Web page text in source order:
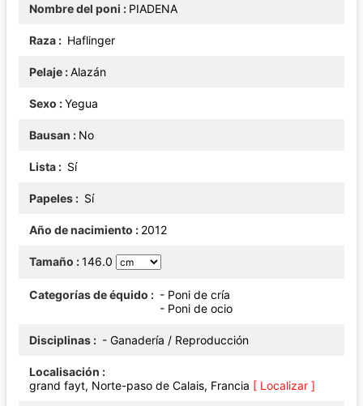
Nombre del poni PIADENA
Raza Haflinger
Pelaje Alazán
Sexo Yegua
Bausan No
Lista Sí
Papeles Sí
Año de nacimiento 2012
Tamaño 146.0
Categorías de équido
- Poni de cría
- Poni de ocio
Disciplinas - Ganadería / Reproducción
Localisación
grand fayt, Norte-paso de Calais, Francia [ Localizar ]